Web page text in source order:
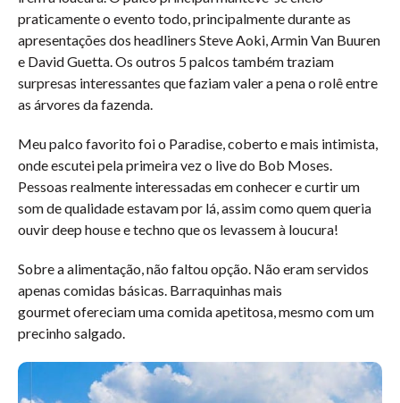
praticamente o evento todo, principalmente durante as
apresentações dos headliners Steve Aoki, Armin Van Buuren
e David Guetta. Os outros 5 palcos também traziam
surpresas interessantes que faziam valer a pena o rolê entre
as árvores da fazenda.
Meu palco favorito foi o Paradise, coberto e mais intimista,
onde escutei pela primeira vez o live do Bob Moses.
Pessoas realmente interessadas em conhecer e curtir um
som de qualidade estavam por lá, assim como quem queria
ouvir deep house e techno que os levassem à loucura!
Sobre a alimentação, não faltou opção. Não eram servidos
apenas comidas básicas. Barraquinhas mais
gourmet ofereciam uma comida apetitosa, mesmo com um
precinho salgado.